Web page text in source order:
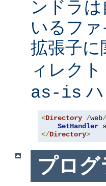
ンドラ
いるフ
拡張子に
ィレク
as-is
<Directory /web/
SetHandler
</Directory>
プロ